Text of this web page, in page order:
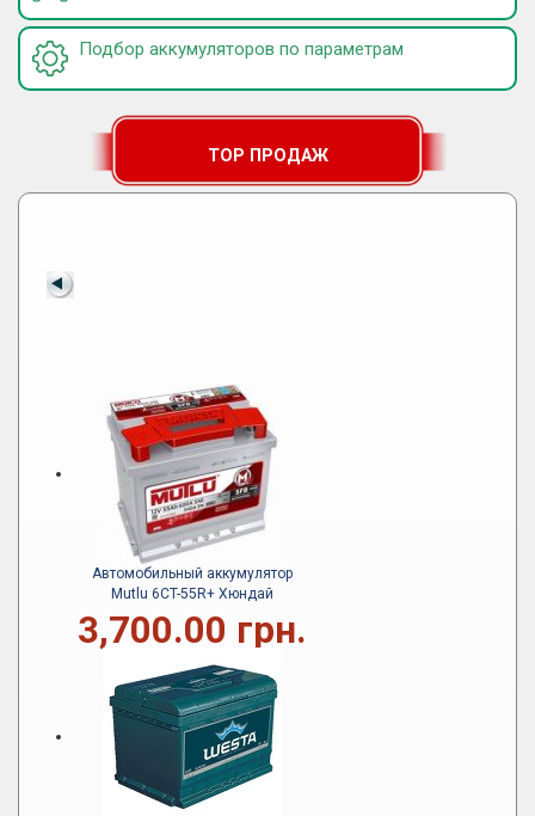
Подбор аккумуляторов по параметрам
TOP ПРОДАЖ
Автомобильный аккумулятор
Mutlu 6CT-55R+ Хюндай
3,700.00 грн.